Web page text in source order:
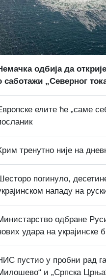
одбија да
саботажи „Северног
елите ће „саме
тренутно није на
погинуло,
нападу на
одбране
удара на украјинске
пустио у пробни рад
и „Српска